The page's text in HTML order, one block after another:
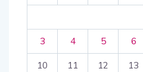
3 4 5 6
10 11 12 13